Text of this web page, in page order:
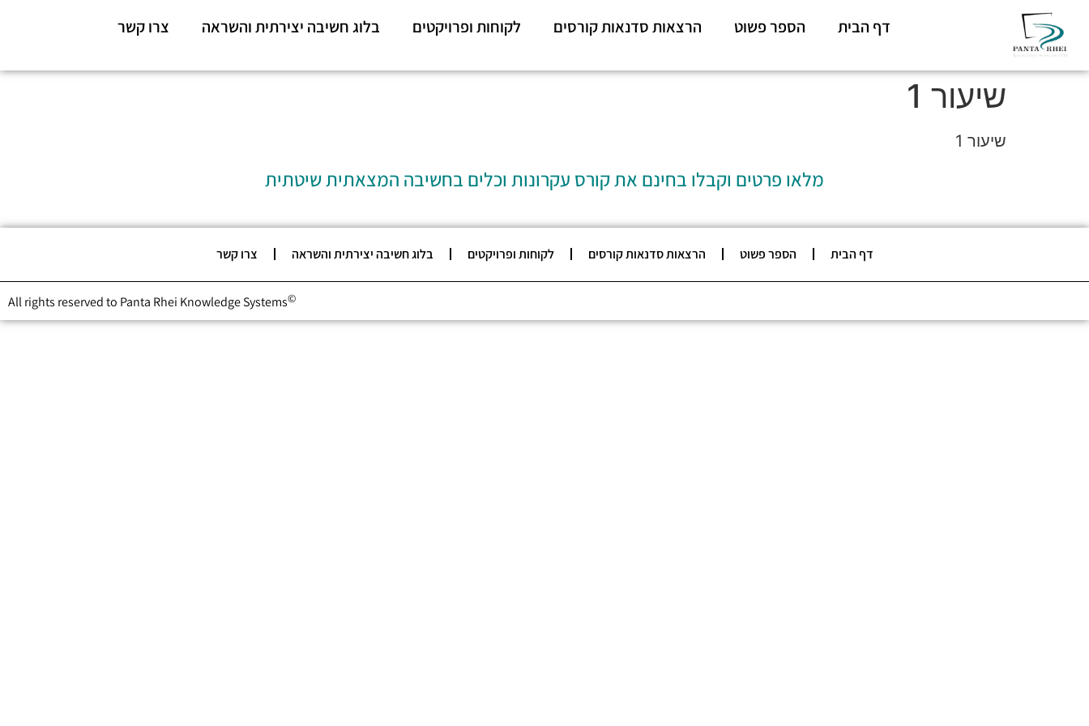
דף הבית הספר פשוט הרצאות סדנאות קורסים לקוחות ופרויקטים בלוג חשיבה יצירתית והשראה צרו קשר
שיעור 1
שיעור 1
מלאו פרטים וקבלו בחינם את קורס עקרונות וכלים בחשיבה המצאתית שיטתית
דף הבית הספר פשוט הרצאות סדנאות קורסים לקוחות ופרויקטים בלוג חשיבה יצירתית והשראה צרו קשר
All rights reserved to Panta Rhei Knowledge Systems©